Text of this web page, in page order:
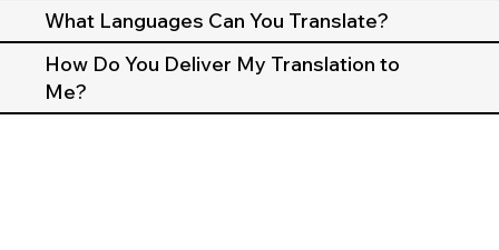
What Languages Can You Translate?
How Do You Deliver My Translation to
Me?